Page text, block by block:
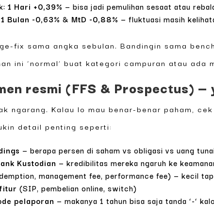
1 Hari +0,39% — bisa jadi pemulihan sesaat atau
1 Bulan -0,63% & MtD -0,88% — fluktuasi masih
fix sama angka sebulan. Bandingin sama
ini ‘normal’ buat kategori campuran atau ada
resmi (FFS & Prospectus)
ngarang. Kalau lo mau benar-benar paham,
detail penting seperti:
— berapa persen di saham vs obligasi vs uang
Kustodian — kredibilitas mereka ngaruh ke
management fee, performance fee) — kecil
(SIP, pembelian online, switch)
pelaporan — makanya 1 tahun bisa saja tanda ‘-‘